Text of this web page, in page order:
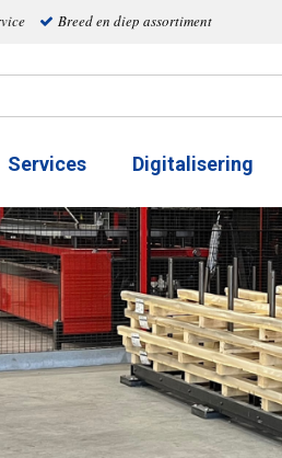
Breed en diep assortiment
Services Digitalisering